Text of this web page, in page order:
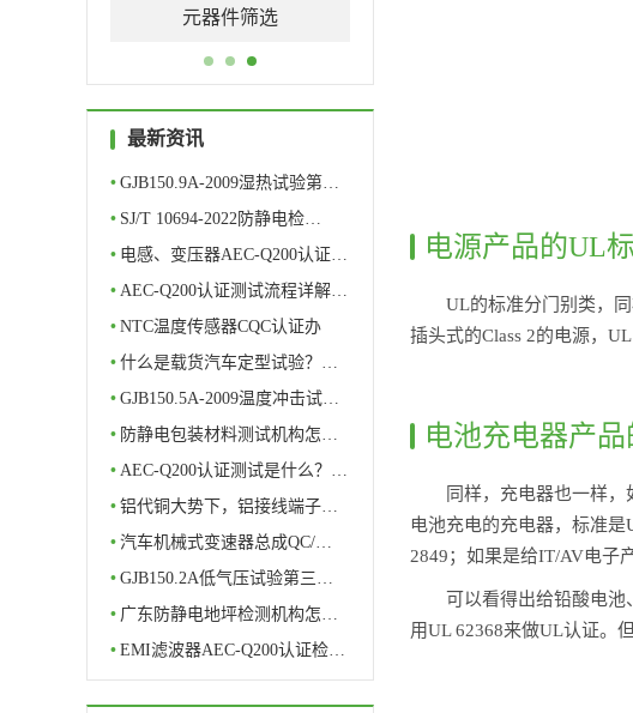
元器件筛选
最新资讯
• GJB150.9A-2009湿热试验第…
• SJ/T 10694-2022防静电检…
• 电感、变压器AEC-Q200认证…
• AEC-Q200认证测试流程详解…
• NTC温度传感器CQC认证办
理…
• 什么是载货汽车定型试验？…
• GJB150.5A-2009温度冲击试…
• 防静电包装材料测试机构怎…
• AEC-Q200认证测试是什么？…
• 铝代铜大势下，铝接线端子…
• 汽车机械式变速器总成QC/…
• GJB150.2A低气压试验第三…
• 广东防静电地坪检测机构怎…
• EMI滤波器AEC-Q200认证检…
电源产品的UL
UL的标准分门别类，
插头式的Class 2的电源，
电池充电器产
同样，充电器也一样
电池充电的充电器，标准
2849；如果是给IT/AV电子
可以看得出给铅酸电
用UL 62368来做UL认证。